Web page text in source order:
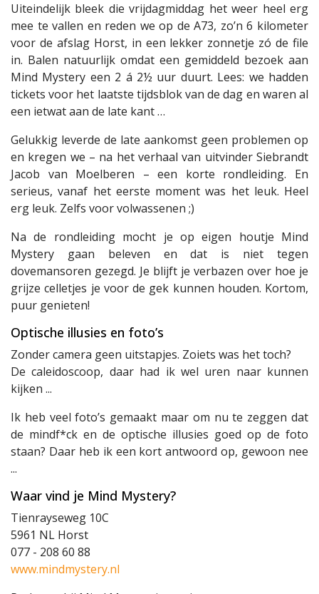
Uiteindelijk bleek die vrijdagmiddag het weer heel erg
mee te vallen en reden we op de A73, zo’n 6 kilometer
voor de afslag Horst, in een lekker zonnetje zó de file
in. Balen natuurlijk omdat een gemiddeld bezoek aan
Mind Mystery een 2 á 2½ uur duurt. Lees: we hadden
tickets voor het laatste tijdsblok van de dag en waren al
een ietwat aan de late kant …
Gelukkig leverde de late aankomst geen problemen op
en kregen we – na het verhaal van uitvinder Siebrandt
Jacob van Moelberen – een korte rondleiding. En
serieus, vanaf het eerste moment was het leuk. Heel
erg leuk. Zelfs voor volwassenen ;)
Na de rondleiding mocht je op eigen houtje Mind
Mystery gaan beleven en dat is niet tegen
dovemansoren gezegd. Je blijft je verbazen over hoe je
grijze celletjes je voor de gek kunnen houden. Kortom,
puur genieten!
Optische illusies en foto’s
Zonder camera geen uitstapjes. Zoiets was het toch?
De caleidoscoop, daar had ik wel uren naar kunnen
kijken ...
Ik heb veel foto’s gemaakt maar om nu te zeggen dat
de mindf*ck en de optische illusies goed op de foto
staan? Daar heb ik een kort antwoord op, gewoon nee
...
Waar vind je Mind Mystery?
Tienrayseweg 10C
5961 NL Horst
077 - 208 60 88
www.mindmystery.nl